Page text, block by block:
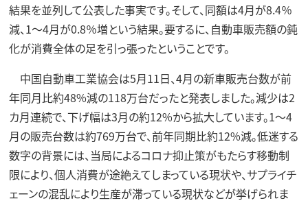
結果を並列して公表した事実です。そして、同額は4月が8.4％
減、1～4月が0.8％増という結果。要するに、自動車販売額の鈍
化が消費全体の足を引っ張ったということです。
中国自動車工業協会は5月11日、4月の新車販売台数が前
年同月比約48%減の118万台だったと発表しました。減少は2
カ月連続で、下げ幅は3月の約12%から拡大しています。1～4
月の販売台数は約769万台で、前年同期比約12%減。低迷する
数字の背景には、当局によるコロナ抑止策がもたらす移動制
限により、個人消費が途絶えてしまっている現状や、サプライチ
ェーンの混乱により生産が滞っている現状などが挙げられま